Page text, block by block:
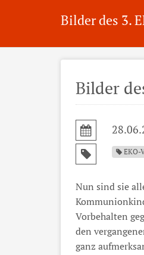
Bilder des 3.
Bilder
EKO-
Nun sind sie
Vorbehalten
den
ganz